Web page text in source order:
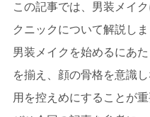
この記事では、男装メイ
クニックについて解説しま
男装メイクを始めるにあ
を揃え、顔の骨格を意識
用を控えめにすることが重